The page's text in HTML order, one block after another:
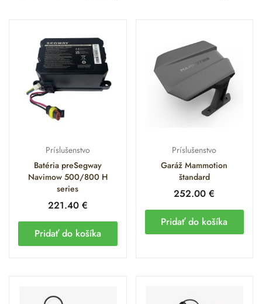
Príslušenstvo
Batéria preSegway
Navimow 500/800 H
series
221.40 €
Pridať do košíka
Príslušenstvo
Garáž Mammotion
štandard
252.00€
Pridať do košíka